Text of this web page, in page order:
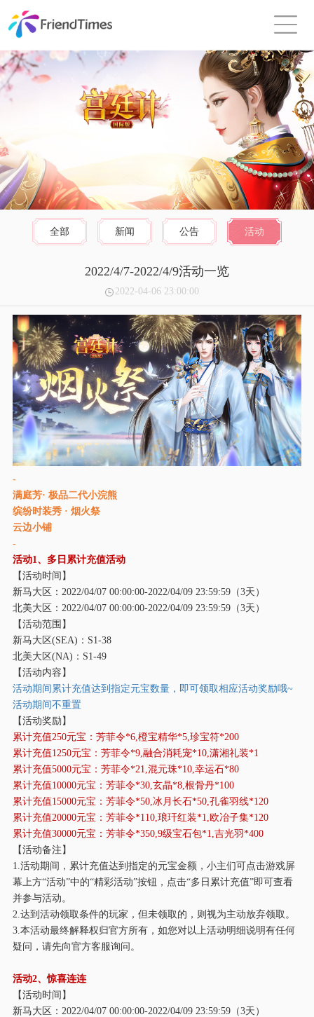
全部 新闻 公告 活动
2022/4/7-2022/4/9活动一览
2022-04-06 23:00:00
-
满庭芳· 极品二代小浣熊
缤纷时装秀 · 烟火祭
云边小铺
-
活动1、多日累计充值活动
【活动时间】
新马大区： 2022/04/07 00:00:00-2022/04/09 23:59:59（3天）
北美大区： 2022/04/07 00:00:00-2022/04/09 23:59:59（3天）
【活动范围】
新马大区(SEA)：S1-38
北美大区(NA)：S1-49
【活动内容】
活动期间累计充值达到指定元宝数量，即可领取相应活动奖励哦~
活动期间不重置
【活动奖励】
累计充值250元宝：芳菲令*6,橙宝精华*5,珍宝符*200
累计充值1250元宝：芳菲令*9,融合消耗宠*10,潇湘礼装*1
累计充值5000元宝：芳菲令*21,混元珠*10,幸运石*80
累计充值10000元宝：芳菲令*30,玄晶*8,根骨丹*100
累计充值15000元宝：芳菲令*50,冰月长石*50,孔雀羽线*120
累计充值20000元宝：芳菲令*110,琅玕红装*1,欧冶子集*120
累计充值30000元宝：芳菲令*350,9级宝石包*1,吉光羽*400
【活动备注】
1.活动期间，累计充值达到指定的元宝金额，小主们可点击游戏屏
幕上方“活动”中的“精彩活动”按钮，点击“多日累计充值”即可查看
并参与活动。
2.达到活动领取条件的玩家，但未领取的，则视为主动放弃领取。
3.本活动最终解释权归官方所有，如您对以上活动明细说明有任何
疑问，请先向官方客服询问。
活动2、惊喜连连
【活动时间】
新马大区： 2022/04/07 00:00:00-2022/04/09 23:59:59（3天）